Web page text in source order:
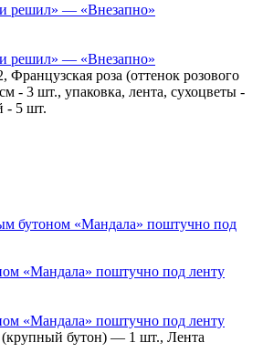
и решил» — «Внезапно»
и решил» — «Внезапно»
Французская роза (оттенок розового
- 3 шт., упаковка, лента, сухоцветы -
- 5 шт.
«Мандала» поштучно под ленту
«Мандала» поштучно под ленту
(крупный бутон) — 1 шт., Лента